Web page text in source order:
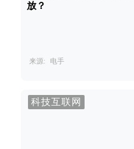
放？
来源: 电手
科技互联网